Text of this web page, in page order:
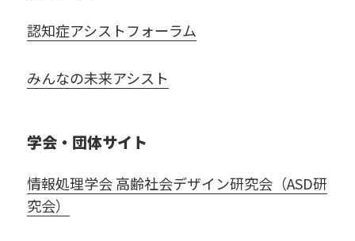
認知症アシストフォーラム
みんなの未来アシスト
学会・団体サイト
情報処理学会 高齢社会デザイン研究会（ASD研
究会）